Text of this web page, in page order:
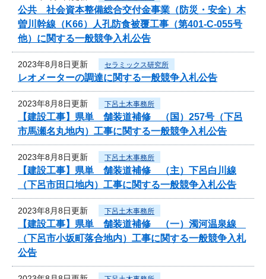
公共 社会資本整備総合交付金事業（防災・安全）木
曽川幹線（K66）人孔防食被覆工事（第401-C-055号
他）に関する一般競争入札公告
2023年8月8日更新 セラミックス研究所
レオメーターの調達に関する一般競争入札公告
2023年8月8日更新 下呂土木事務所
【建設工事】県単 舗装道補修 （国）257号（下呂
市馬瀬名丸地内）工事に関する一般競争入札公告
2023年8月8日更新 下呂土木事務所
【建設工事】県単 舗装道補修 （主）下呂白川線
（下呂市田口地内）工事に関する一般競争入札公告
2023年8月8日更新 下呂土木事務所
【建設工事】県単 舗装道補修 （一）濁河温泉線
（下呂市小坂町落合地内）工事に関する一般競争入札
公告